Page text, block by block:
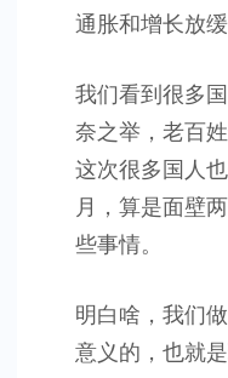
通胀和增长放
我们看到很多
奈之举，老百
这次很多国人
月，算是面壁
些事情。
明白啥，我们
意义的，也就